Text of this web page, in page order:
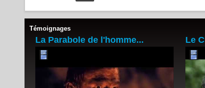
Témoignages
La Parabole de l'homme... Le